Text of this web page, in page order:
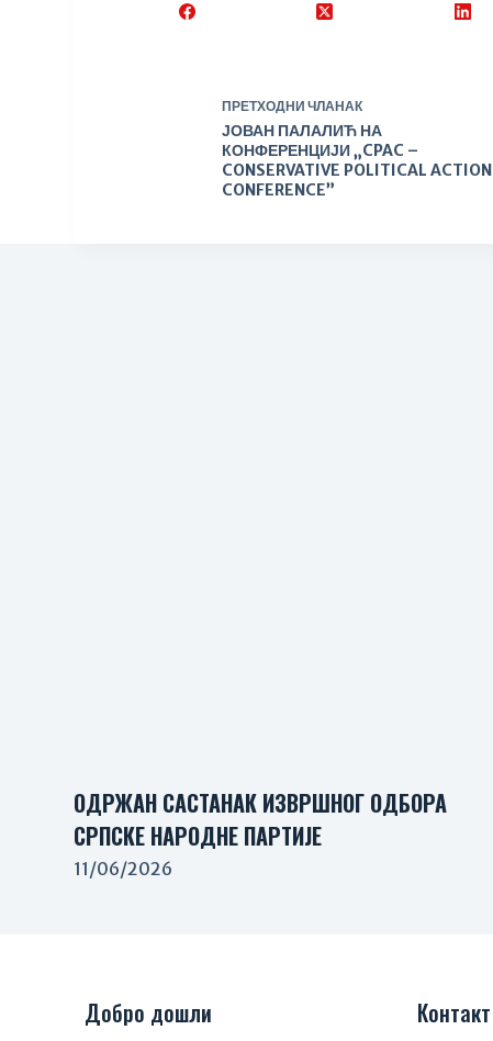
ПРЕТХОДНИЧЛАНАК
ЈОВАН ПАЛАЛИЋ НА
КОНФЕРЕНЦИЈИ „CPAC –
CONSERVATIVE POLITICAL ACTION
CONFERENCE”
ОДРЖАН САСТАНАК ИЗВРШНОГ ОДБОРА
СРПСКЕ НАРОДНЕ ПАРТИЈЕ
11/06/2026
Добро дошли Контакт